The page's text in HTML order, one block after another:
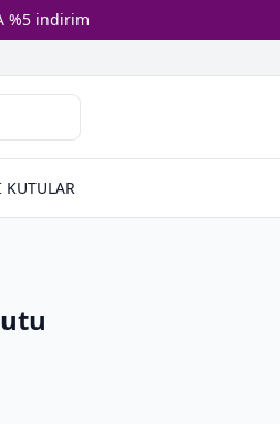
%5 indirim
KUTULAR